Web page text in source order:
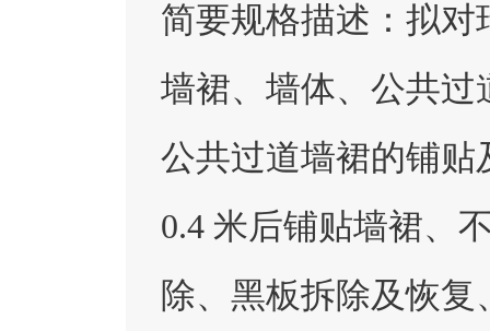
简要规格描述： 拟对
墙裙、墙体、公共过
公共过道墙裙的铺
0.4 米后铺贴墙裙、
除、黑板拆除及恢